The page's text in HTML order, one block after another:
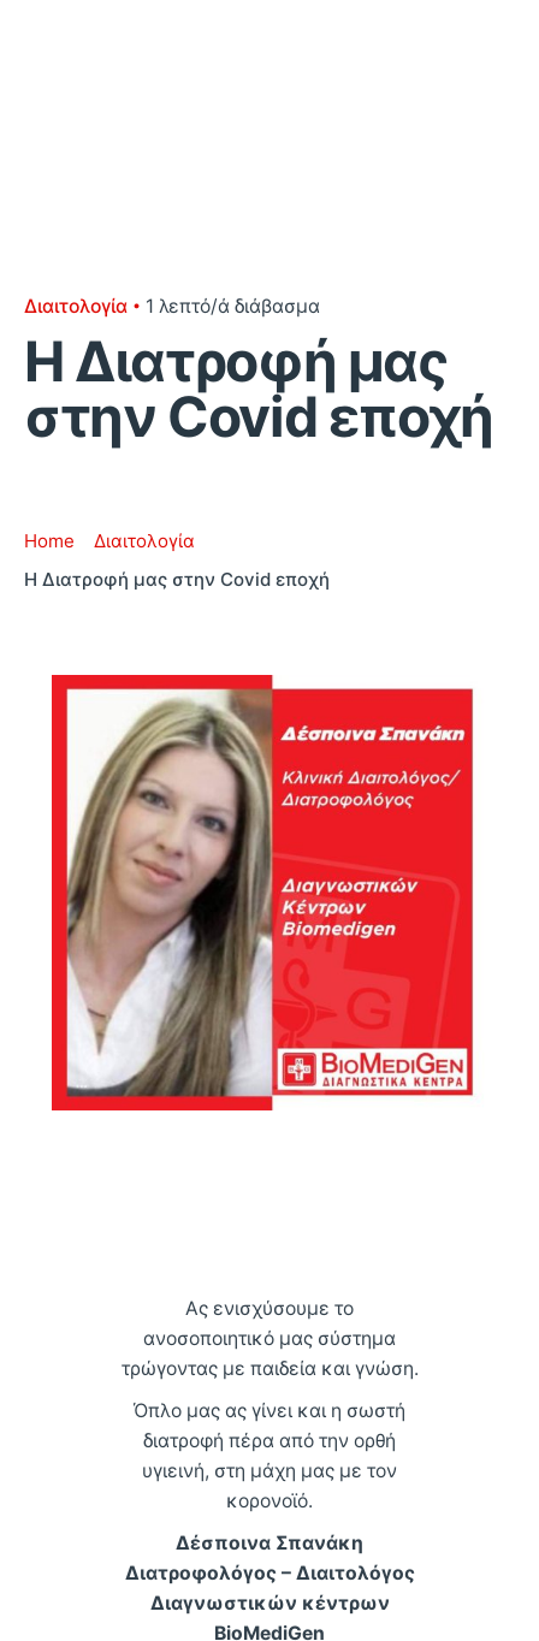
Διαιτολογία 1 λεπτό/ά διάβασμα
Η Διατροφή μας
στην Covid εποχή
Home
Διαιτολογία
Η Διατροφή μας στην Covid εποχή
Ας ενισχύσουμε το
ανοσοποιητικό μας σύστημα
τρώγοντας με παιδεία και γνώση.
Όπλο μας ας γίνει και η σωστή
διατροφή πέρα από την ορθή
υγιεινή, στη μάχη μας με τον
κορονοϊό.
Δέσποινα Σπανάκη
Διατροφολόγος – Διαιτολόγος
Διαγνωστικών κέντρων
BioMediGen